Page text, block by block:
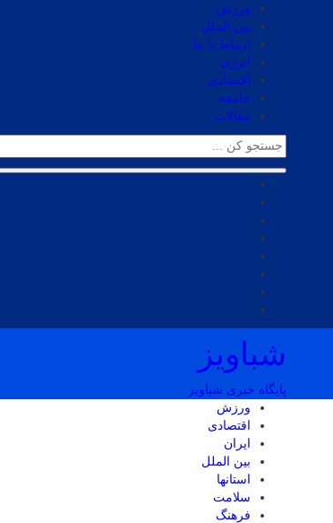
ورزش
بین الملل
ارتباط با ما
انرژی
اقتصادی
جامعه
مقالات
شباویز
پایگاه خبری شباویز
ورزش
اقتصادی
ایران
بین الملل
استانها
سلامت
فرهنگ